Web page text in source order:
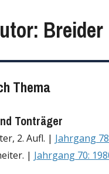
Breider
Thema
Tonträger
2. Aufl. | Jahrgang
| Jahrgang 70: